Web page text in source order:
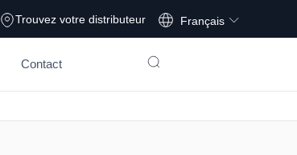
Trouvez votre distributeur Français
Contact